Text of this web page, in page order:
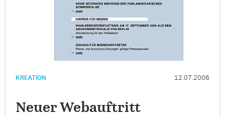
KREATION 12.07.2006
Neuer Webauftritt